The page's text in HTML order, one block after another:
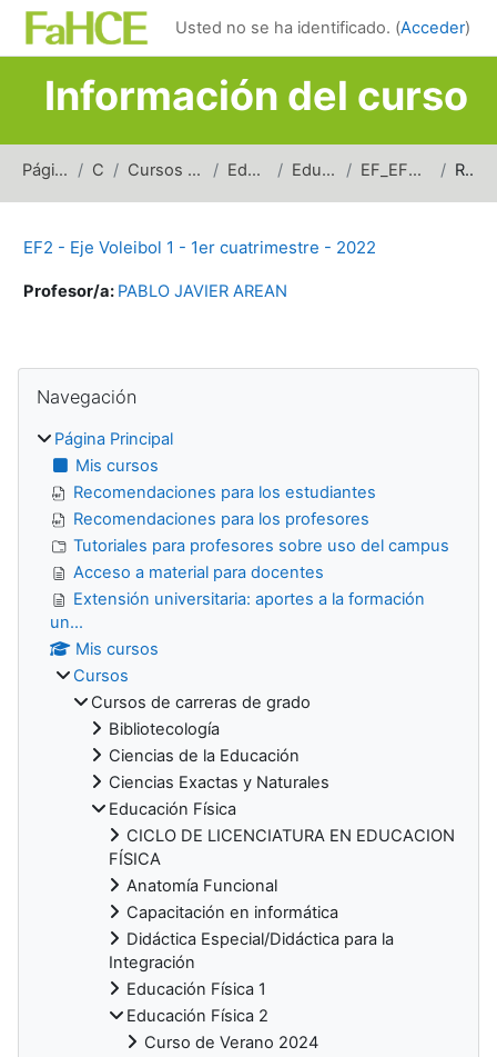
Salta al contenido principal
Usted no se ha identificado. (Acceder)
Información del curso
Página Principal Cursos Cursos de carreras de grado Educación Física Educación Física 2 EF_EF2_EV1_1erSem_2022 Resumen
EF2 - Eje Voleibol 1 - 1er cuatrimestre - 2022
Profesor/a: PABLO JAVIER AREAN
Bloques
Navegación
Página Principal
Mis cursos
Recomendaciones para los estudiantes
Recomendaciones para los profesores
Tutoriales para profesores sobre uso del campus
Acceso a material para docentes
Extensión universitaria: aportes a la formación
un...
Mis cursos
Cursos
Cursos de carreras de grado
Bibliotecología
Ciencias de la Educación
Ciencias Exactas y Naturales
Educación Física
CICLO DE LICENCIATURA EN EDUCACION
FÍSICA
Anatomía Funcional
Capacitación en informática
Didáctica Especial/Didáctica para la
Integración
Educación Física 1
Educación Física 2
Curso de Verano 2024